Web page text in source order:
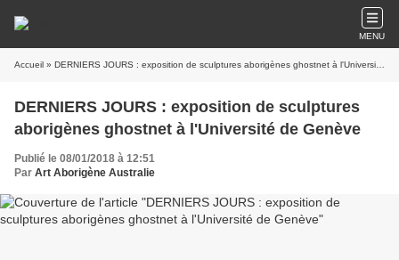
MENU
Accueil » DERNIERS JOURS : exposition de sculptures aborigènes ghostnet à l'Université de Genève
DERNIERS JOURS : exposition de sculptures
aborigènes ghostnet à l'Université de Genève
Publié le 08/01/2018 à 12:51
Par Art Aborigène Australie